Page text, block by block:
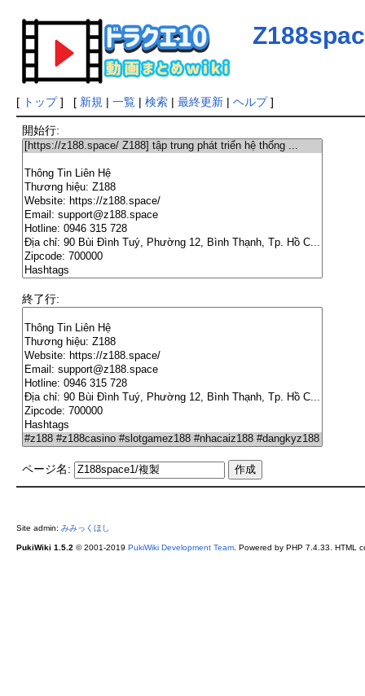
[ トップ] [ 新規 | 一覧| 検索| 最終更新| ヘルプ]
開始行:
終了行:
ページ名:
Site admin: みみっくほし
PukiWiki 1.5.2 © 2001-2019 PukiWiki Development Team. Powered by PHP 7.4.33. HTML